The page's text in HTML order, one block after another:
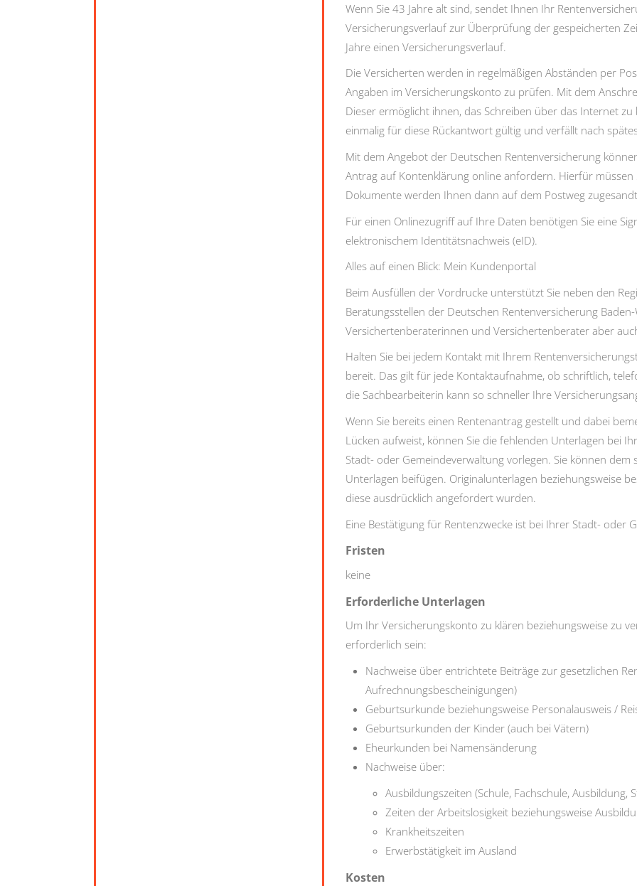
Wenn Sie 43 Jahre alt sind, sendet Ihnen Ihr
Versicherungsverlauf zur Überprüfung der gespeicherten
Jahre einen Versicherungsverlauf.
Die Versicherten werden in regelmäßigen Abständen per
Angaben im Versicherungskonto zu prüfen. Mit dem
Dieser ermöglicht ihnen, das Schreiben über das Internet
einmalig für diese Rückantwort gültig und verfällt nach
Mit dem Angebot der Deutschen Rentenversicherung
Antrag auf Kontenklärung online anfordern. Hierfür müssen
Dokumente werden Ihnen dann auf dem Postweg
Für einen Onlinezugriff auf Ihre Daten benötigen Sie eine
elektronischem Identitätsnachweis (eID).
Alles auf einen Blick: Mein Kundenportal
Beim Ausfüllen der Vordrucke unterstützt Sie neben den
Beratungsstellen der Deutschen Rentenversicherung
Versichertenberaterinnen und Versichertenberater aber
Halten Sie bei jedem Kontakt mit Ihrem
bereit. Das gilt für jede Kontaktaufnahme, ob schriftlich,
die Sachbearbeiterin kann so schneller Ihre
Wenn Sie bereits einen Rentenantrag gestellt und dabei
Lücken aufweist, können Sie die fehlenden Unterlagen bei
Stadt- oder Gemeindeverwaltung vorlegen. Sie können dem
Unterlagen beifügen. Originalunterlagen beziehungsweise
diese ausdrücklich angefordert wurden.
Eine Bestätigung für Rentenzwecke ist bei Ihrer Stadt- oder
Fristen
keine
Erforderliche Unterlagen
Um Ihr Versicherungskonto zu klären beziehungsweise zu
erforderlich sein:
Nachweise über entrichtete Beiträge zur gesetzlichen
Aufrechnungsbescheinigungen)
Geburtsurkunde beziehungsweise Personalausweis /
Geburtsurkunden der Kinder (auch bei Vätern)
Eheurkunden bei Namensänderung
Nachweise über:
Ausbildungszeiten (Schule, Fachschule, Ausbildung,
Zeiten der Arbeitslosigkeit beziehungsweise
Krankheitszeiten
Erwerbstätigkeit im Ausland
Kosten